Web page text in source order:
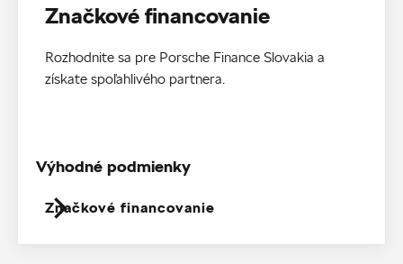
Značkové financovanie
Rozhodnite sa pre Porsche Finance Slovakia a
získate spoľahlivého partnera.
Značkové financovanie
Výhodné podmienky